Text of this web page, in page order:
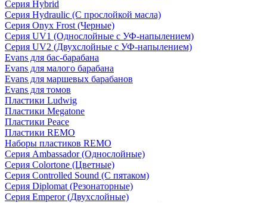
Серия Hybrid
Серия Hydraulic (С прослойкой масла)
Серия Onyx Frost (Черные)
Серия UV1 (Однослойные с УФ-напылением)
Серия UV2 (Двухслойные с УФ-напылением)
Evans для бас-барабана
Evans для малого барабана
Evans для маршевых барабанов
Evans для томов
Пластики Ludwig
Пластики Megatone
Пластики Peace
Пластики REMO
Наборы пластиков REMO
Серия Ambassador (Однослойные)
Серия Colortone (Цветные)
Серия Controlled Sound (С пятаком)
Серия Diplomat (Резонаторные)
Серия Emperor (Двухслойные)